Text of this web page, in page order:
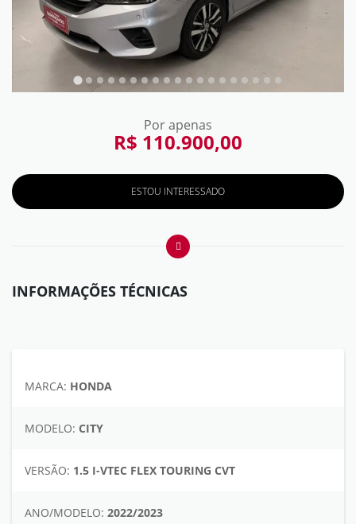
Por apenas
R$ 110.900,00
ESTOU INTERESSADO
INFORMAÇÕES TÉCNICAS
MARCA: HONDA
MODELO: CITY
VERSÃO: 1.5 I-VTEC FLEX TOURING CVT
ANO/MODELO: 2022/2023